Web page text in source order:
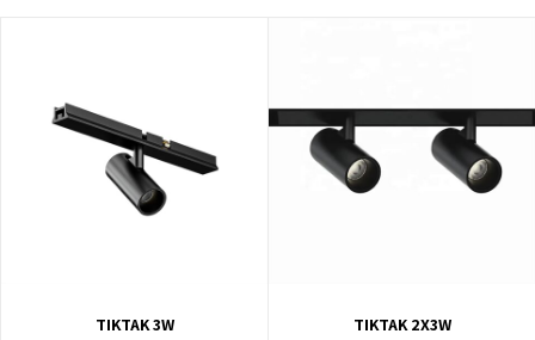
TIKTAK 2X3W
TIKTAK 3W